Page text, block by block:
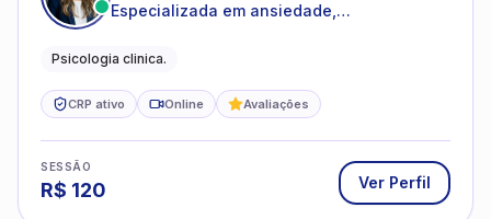
Especializada em ansiedade,
Psicologia clinica.
CRP ativo Online Avaliações
SESSÃO
R$ 120 Ver Perfil